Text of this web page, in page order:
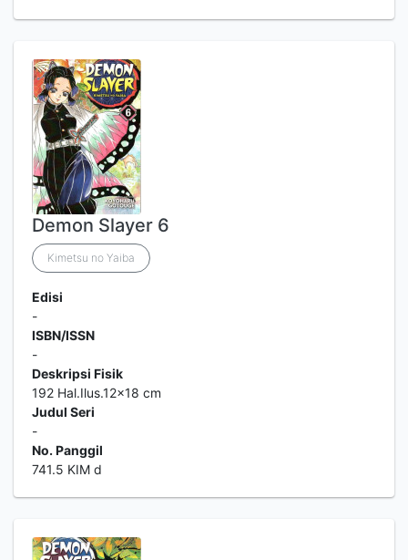
Demon Slayer 6
Kimetsu no Yaiba
Edisi
-
ISBN/ISSN
-
Deskripsi Fisik
192 Hal.Ilus.12x18 cm
Judul Seri
-
No. Panggil
741.5 KIM d